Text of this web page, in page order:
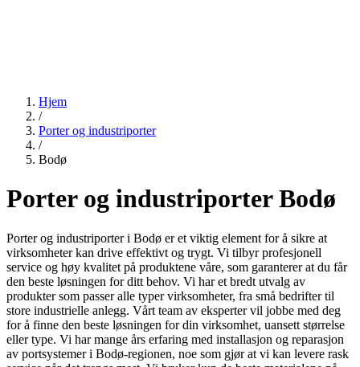
Hjem
/
Porter og industriporter
/
Bodø
Porter og industriporter Bodø
Porter og industriporter i Bodø er et viktig element for å sikre at
virksomheter kan drive effektivt og trygt. Vi tilbyr profesjonell
service og høy kvalitet på produktene våre, som garanterer at du får
den beste løsningen for ditt behov. Vi har et bredt utvalg av
produkter som passer alle typer virksomheter, fra små bedrifter til
store industrielle anlegg. Vårt team av eksperter vil jobbe med deg
for å finne den beste løsningen for din virksomhet, uansett størrelse
eller type. Vi har mange års erfaring med installasjon og reparasjon
av portsystemer i Bodø-regionen, noe som gjør at vi kan levere rask